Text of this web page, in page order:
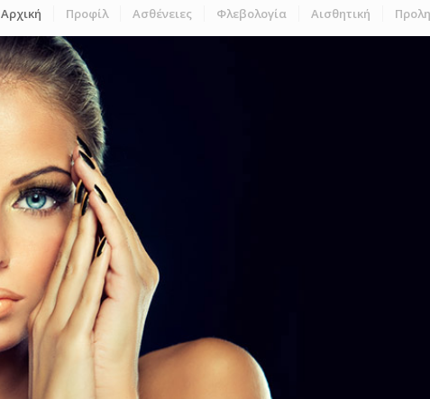
Αρχική Προφίλ Ασθένειες Φλεβολογία Αισθητική